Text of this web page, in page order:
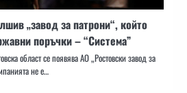
„завод за патрони“, който
поръчки – “Система”
област се появява АО „Ростовски завод за
не е…